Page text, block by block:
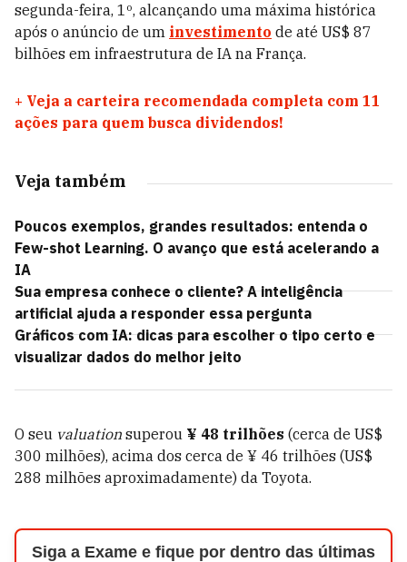
segunda-feira, 1º, alcançando uma máxima histórica
após o anúncio de um investimento de até US$ 87
bilhões em infraestrutura de IA na França.
+ Veja a carteira recomendada completa com 11
ações para quem busca dividendos!
Veja também
Poucos exemplos, grandes resultados: entenda o
Few-shot Learning. O avanço que está acelerando a
IA
Sua empresa conhece o cliente? A inteligência
artificial ajuda a responder essa pergunta
Gráficos com IA: dicas para escolher o tipo certo e
visualizar dados do melhor jeito
O seu valuation superou ¥ 48 trilhões (cerca de US$
300 milhões), acima dos cerca de ¥ 46 trilhões (US$
288 milhões aproximadamente) da Toyota.
Siga a Exame e fique por dentro das últimas